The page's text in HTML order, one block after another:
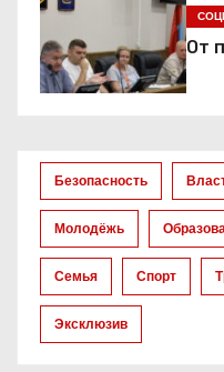
я
п
з
а
п
и
с
От
Безопасность
Молодёжь
Семья Спорт
Эксклюзив